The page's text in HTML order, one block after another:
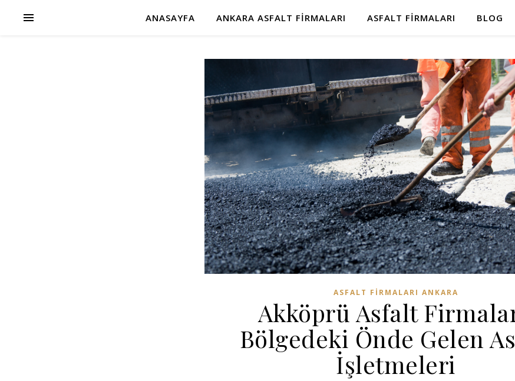
ANASAYFA ANKARA ASFALT FIRMALARI ASFALT FIRMALARI BLOG
ASFALT FIRMALARI ANKARA
Akköprü Asfalt
Bölgedeki Önde Gelen
İşletmeleri